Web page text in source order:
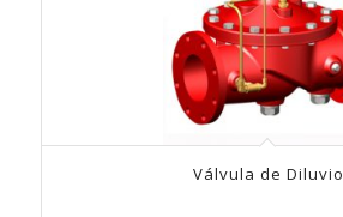
Válvula de Diluvio